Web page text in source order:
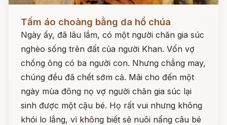
Đọc ngay
Tấm áo choàng bằng da hổ chúa
Ngày ấy, đã lâu lắm, có một người chăn gia súc
nghèo sống trên đất của người Khan. Vốn vợ
chồng ông có ba người con. Nhưng chẳng may,
chúng đều đã chết sớm cả. Mãi cho đến một
ngày mùa đông nọ vợ người chăn gia súc lại
sinh được một cậu bé. Họ rất vui nhưng không
khói lo lắng, vì không biết sẽ nuôi nấng câu bé